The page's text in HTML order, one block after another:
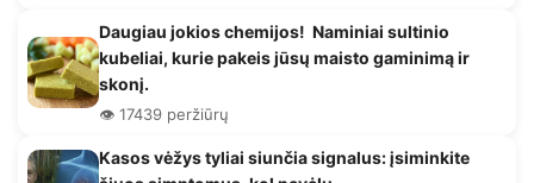
Daugiau jokios chemijos! Naminiai sultinio
kubeliai, kurie pakeis jūsų maisto gaminimą ir
skonį.
👁️ 17439 peržiūrų
Kasos vėžys tyliai siunčia signalus: įsiminkite